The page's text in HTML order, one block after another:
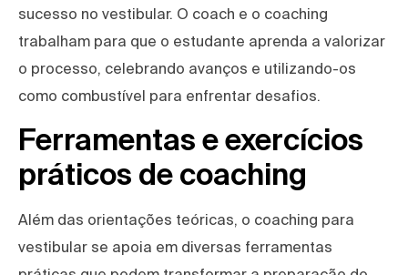
sucesso no vestibular. O coach e o coaching
trabalham para que o estudante aprenda a valorizar
o processo, celebrando avanços e utilizando-os
como combustível para enfrentar desafios.
Ferramentas e exercícios
práticos de coaching
Além das orientações teóricas, o coaching para
vestibular se apoia em diversas ferramentas